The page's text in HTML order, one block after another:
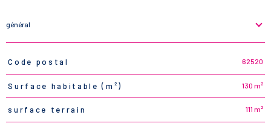
général
TRAD_PAMPERO_Caracteristique
Code postal 62520
Surface habitable (m²) 130 m²
surface terrain 111 m²